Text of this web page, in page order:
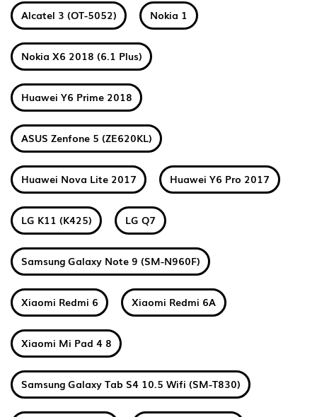
Alcatel 3 (OT-5052) Nokia 1
Nokia X6 2018 (6.1 Plus)
Huawei Y6 Prime 2018
ASUS Zenfone 5 (ZE620KL)
Huawei Nova Lite 2017 Huawei Y6 Pro 2017
LG K11 (K425) LG Q7
Samsung Galaxy Note 9 (SM-N960F)
Xiaomi Redmi 6 Xiaomi Redmi 6A
Xiaomi Mi Pad 4 8
Samsung Galaxy Tab S4 10.5 Wifi (SM-T830)